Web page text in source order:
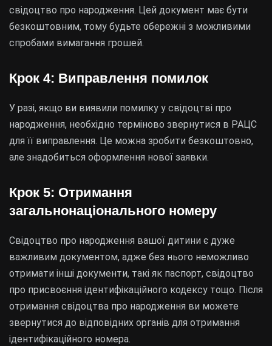
свідоцтво про народження. Цей документ має бути
безкоштовним, тому будьте обережні з можливими
спробами вимагання грошей.
Крок 4: Виправлення помилок
У разі, якщо ви виявили помилку у свідоцтві про
народження, необхідно терміново звернутися в РАЦС
для її виправлення. Це можна зробити безкоштовно,
але знадобиться оформлення нової заявки.
Крок 5: Отримання
загальнонаціонального номеру
Свідоцтво про народження вашої дитини є дуже
важливим документом, адже без нього неможливо
отримати інші документи, такі як паспорт, свідоцтво
про присвоєння ідентифікаційного кодексу тощо. Після
отримання свідоцтва про народження ви можете
звернутися до відповідних органів для отримання
ідентифікаційного номера.